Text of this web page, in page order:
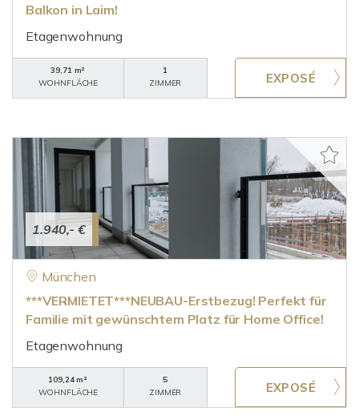
Balkon in Laim!
Etagenwohnung
39,71 m²
WOHNFLÄCHE
1
ZIMMER
1.940,- €
München
***VERMIETET***NEUBAU-Erstbezug! Perfekt für
Familie mit gewünschtem Platz für Home Office!
Etagenwohnung
109,24 m²
WOHNFLÄCHE
5
ZIMMER